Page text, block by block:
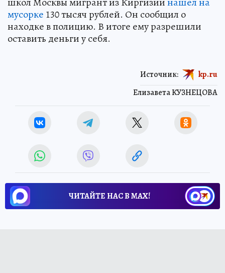
мусорке 130 тысяч рублей. Он сообщил о
находке в полицию. В итоге ему разрешили
оставить деньги у себя.
Елизавета КУЗНЕЦОВА
Источник: kp.ru
ЧИТАЙТЕ НАС В МАХ!